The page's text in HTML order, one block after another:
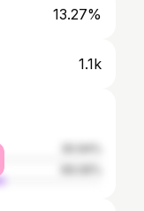
13.27%
1.1k